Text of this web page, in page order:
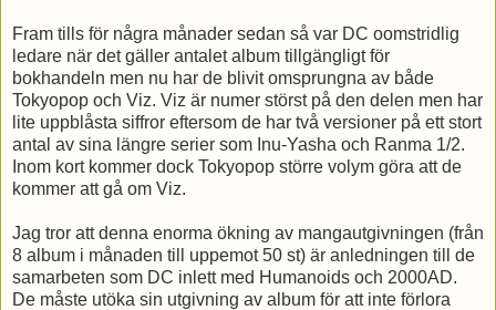
Fram tills för några månader sedan så var DC oomstridlig
ledare när det gäller antalet album tillgängligt för
bokhandeln men nu har de blivit omsprungna av både
Tokyopop och Viz. Viz är numer störst på den delen men har
lite uppblåsta siffror eftersom de har två versioner på ett stort
antal av sina längre serier som Inu-Yasha och Ranma 1/2.
Inom kort kommer dock Tokyopop större volym göra att de
kommer att gå om Viz.
Jag tror att denna enorma ökning av mangautgivningen (från
8 album i månaden till uppemot 50 st) är anledningen till de
samarbeten som DC inlett med Humanoids och 2000AD.
De måste utöka sin utgivning av album för att inte förlora